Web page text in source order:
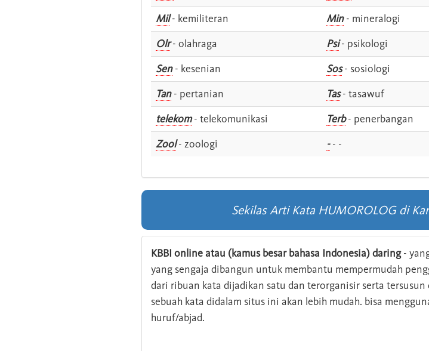
Mil- kemiliteran Min- mineralogi
Olr- olahraga Psi- psikologi
Sen- kesenian Sos- sosiologi
Tan- pertanian Tas- tasawuf
telekom- telekomunikasi Terb- penerbangan
Zool- zoologi -- -
Sekilas Arti Kata HUMOROLOG di
KBBI online atau (kamus besar bahasa Indonesia) daring-
yang sengaja dibangun untuk membantu mempermudah
dari ribuan kata dijadikan satu dan terorganisir serta
sebuah kata didalam situs ini akan lebih mudah. bisa
huruf/abjad.